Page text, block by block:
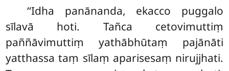
‘‘Idha panānanda, ekacco puggalo
sīlavā hoti. Tañca cetovimuttiṃ
paññāvimuttiṃ yathābhūtaṃ pajānāti
yatthassa taṃ sīlaṃ aparisesaṃ nirujjhati.